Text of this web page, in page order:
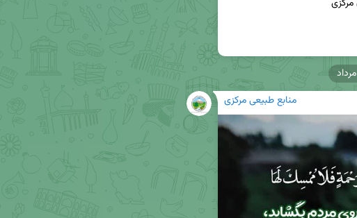
منابع طبیعی مرکزی